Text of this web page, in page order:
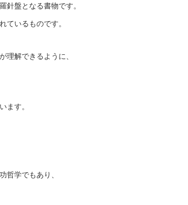
針盤となる書物です。
ているものです。
理解できるように、
ます。
哲学でもあり、